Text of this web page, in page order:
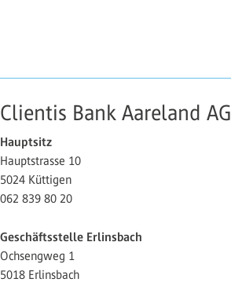
Clientis Bank Aareland AG
Hauptsitz
Hauptstrasse 10
5024 Küttigen
062 839 80 20
Geschäftsstelle Erlinsbach
Ochsengweg 1
5018 Erlinsbach